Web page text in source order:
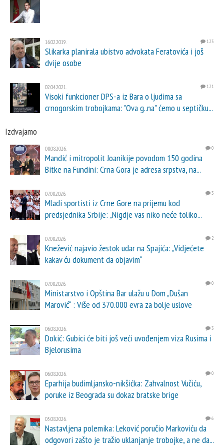
16.02.2019. 123
Slikarka planirala ubistvo advokata Feratovića i još
dvije osobe
02.04.2021. 121
Visoki funkcioner DPS-a iz Bara o ljudima sa
crnogorskim trobojkama: "Ova g..na" ćemo u septičku...
Izdvajamo
08.08.2026. 0
Mandić i mitropolit Joanikije povodom 150 godina
Bitke na Fundini: Crna Gora je adresa srpstva, na...
07.08.2026. 3
Mladi sportisti iz Crne Gore na prijemu kod
predsjednika Srbije: „Nigdje vas niko neće toliko...
07.08.2026. 2
Knežević najavio žestok udar na Spajića: „Vidjećete
kakav ću dokument da objavim“
07.08.2026. 0
Ministarstvo i Opština Bar ulažu u Dom „Dušan
Marović“ : Više od 370.000 evra za bolje uslove
06.08.2026. 3
Dokić: Gubici će biti još veći uvođenjem viza Rusima i
Bjelorusima
06.08.2026. 0
Eparhija budimljansko-nikšićka: Zahvalnost Vučiću,
poruke iz Beograda su dokaz bratske brige
05.08.2026. 6
Nastavljena polemika: Leković poručio Markoviću da
odgovori zašto je tražio uklanjanje trobojke, a ne da...